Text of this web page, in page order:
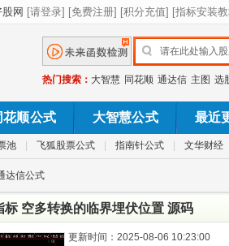
热门搜索： 大智慧 同花顺 通达信 主图 选
花顺公式 大智慧公式 最近
池 飞狐股票公式 指南针公式 文华财经
达信公式
空多转换的临界埋伏位置 源码
更新时间： 2025-08-06 10:23:00